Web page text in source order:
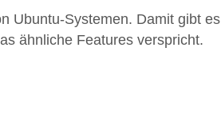
Ubuntu-Systemen. Damit gibt es
ähnliche Features verspricht.